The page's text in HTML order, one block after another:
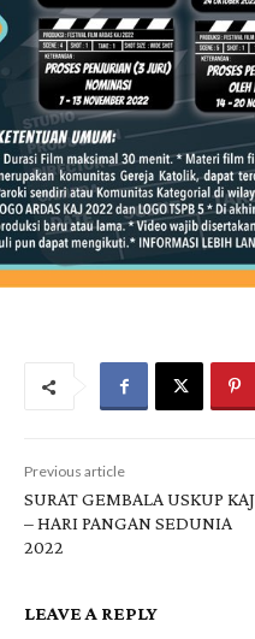
Previous article
SURAT GEMBALA USKUP KAJ
– HARI PANGAN SEDUNIA
2022
LEAVE A REPLY